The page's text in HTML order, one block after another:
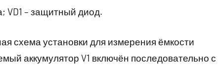
VD1 – защитный диод.
схема установки для измерения ёмкости
аккумулятор V1 включён последовательно с